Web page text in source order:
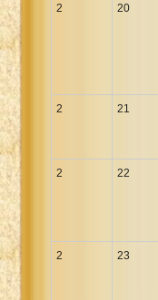
2 20
2 21
2 22
2 23